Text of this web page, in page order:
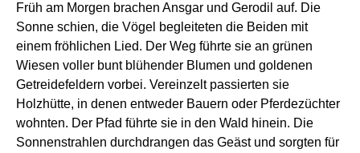
Früh am Morgen brachen Ansgar und Gerodil auf. Die
Sonne schien, die Vögel begleiteten die Beiden mit
einem fröhlichen Lied. Der Weg führte sie an grünen
Wiesen voller bunt blühender Blumen und goldenen
Getreidefeldern vorbei. Vereinzelt passierten sie
Holzhütte, in denen entweder Bauern oder Pferdezüchter
wohnten. Der Pfad führte sie in den Wald hinein. Die
Sonnenstrahlen durchdrangen das Geäst und sorgten für